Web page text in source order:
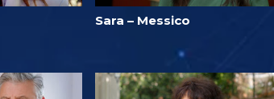
Sara – Messico